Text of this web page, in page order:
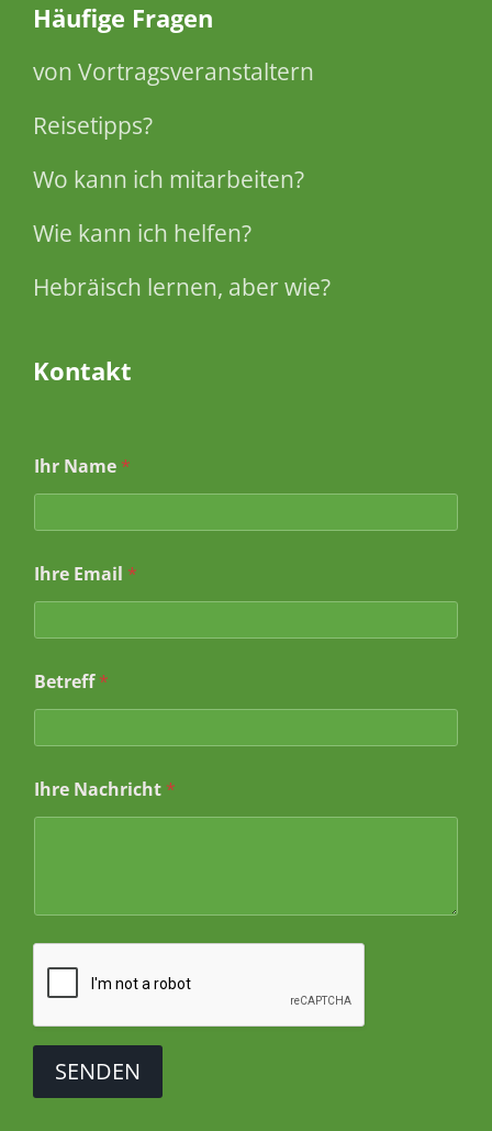
Häufige Fragen
von Vortragsveranstaltern
Reisetipps?
Wo kann ich mitarbeiten?
Wie kann ich helfen?
Hebräisch lernen, aber wie?
Kontakt
h
r
I
r
*
Ihr Name *
Ihre Email *
Betreff*
Ihre Nachricht *
SENDEN